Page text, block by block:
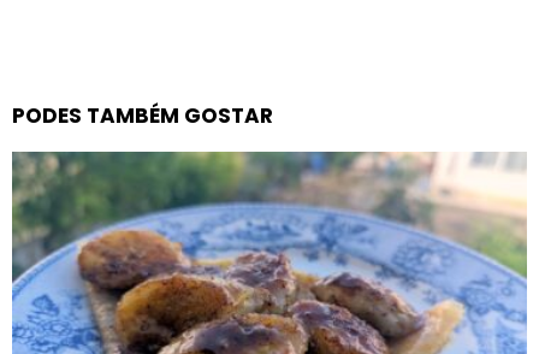
PODES TAMBÉM GOSTAR